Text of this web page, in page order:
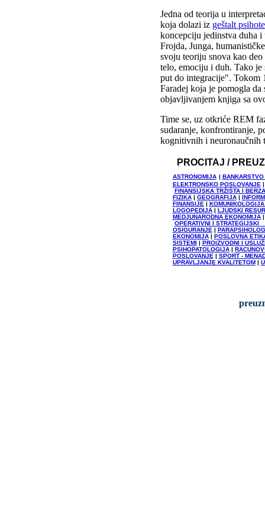
Jedna od teorija u
koja dolazi iz geštalt
koncepciju jedinstva duha
Frojda, Junga,
svoju teoriju snova kao
telo, emociju i duh. Tako
put do integracije". Tokom
Faradej koja je pomogla
objavljivanjem knjiga sa
Time se, uz otkriće REM
sudaranje, konfrontiranje,
kognitivnih i neuronaučnih
PROCITAJ /
ASTRONOMIJA |
ELEKTRONSKO POSLOVANJE
FINANSIJSKA TRŽIŠTA I
FIZIKA| GEOGRAFIJA|
FINANSIJE|
LOGOPEDIJA| LJUDSKI
MEDJUNARODNA EKONOMIJA
OPERATIVNI I STRATEGIJSKI
OSIGURANJE|
EKONOMIJA| POSLOVNA
SISTEMI| PROIZVODNI I
PSIHOPATOLOGIJA|
POSLOVANJE| SPORT -
UPRAVLJANJE KVALITETOM|